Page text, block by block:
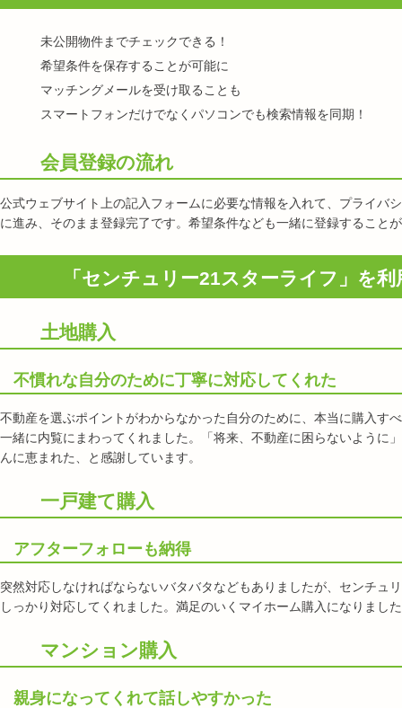
未公開物件までチェックできる！
希望条件を保存することが可能に
マッチングメールを受け取ることも
スマートフォンだけでなくパソコンでも検索情報を同期！
会員登録の流れ
公式ウェブサイト上の記入フォームに必要な情報を入れて、プライバ
に進み、そのまま登録完了です。希望条件なども一緒に登録すること
「センチュリー21スターライフ」を
土地購入
不慣れな自分のために丁寧に対応してくれた
不動産を選ぶポイントがわからなかった自分のために、本当に購入す
一緒に内覧にまわってくれました。「将来、不動産に困らないように
んに恵まれた、と感謝しています。
一戸建て購入
アフターフォローも納得
突然対応しなければならないバタバタなどもありましたが、センチュ
しっかり対応してくれました。満足のいくマイホーム購入になりまし
マンション購入
親身になってくれて話しやすかった